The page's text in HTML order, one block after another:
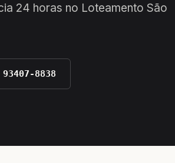
24 horas no Loteamento São
8838